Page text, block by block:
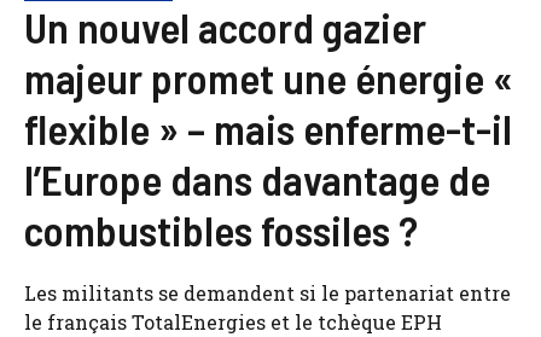
Un nouvel accord gazier
majeur promet une énergie «
flexible » – mais enferme-t-il
l’Europe dans davantage de
combustibles fossiles ?
Les militants se demandent si le partenariat entre
le français TotalEnergies et le tchèque EPH